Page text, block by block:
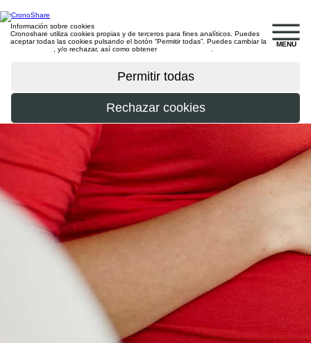
MENU
Información sobre cookies
Cronoshare utiliza cookies propias y de terceros para fines analíticos. Puedes
aceptar todas las cookies pulsando el botón “Permitir todas”. Puedes cambiar la
, y/o rechazar, así como obtener